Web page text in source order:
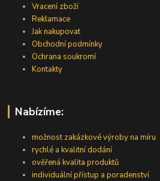
Vracení zboží
Reklamace
Jak nakupovat
Obchodní podmínky
Ochrana soukromí
Kontakty
Nabízíme:
možnost zakázkové výroby na míru
rychlé a kvalitní dodání
ověřená kvalita produktů
individuální přístup a poradenství